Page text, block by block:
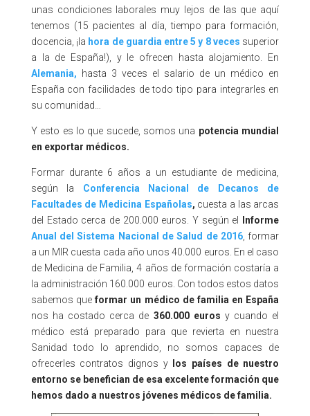
unas condiciones laborales muy lejos de las que aquí
tenemos (15 pacientes al día, tiempo para formación,
docencia, ¡la hora de guardia entre 5 y 8 veces superior
a la de España!), y le ofrecen hasta alojamiento. En
Alemania, hasta 3 veces el salario de un médico en
España con facilidades de todo tipo para integrarles en
su comunidad…
Y esto es lo que sucede, somos una potencia mundial
en exportar médicos.
Formar durante 6 años a un estudiante de medicina,
según la Conferencia Nacional de Decanos de
Facultades de Medicina Españolas, cuesta a las arcas
del Estado cerca de 200.000 euros. Y según el
Informe
Anual del Sistema Nacional de Salud de 2016, formar
a un MIR cuesta cada año unos 40.000 euros. En el caso
de Medicina de Familia, 4 años de formación costaría a
la administración 160.000 euros. Con todos estos datos
sabemos queformar un médico de familia en España
nos ha costado cerca de 360.000 euros y cuando el
médico está preparado para que revierta en nuestra
Sanidad todo lo aprendido, no somos capaces de
ofrecerles contratos dignos y
los países de nuestro
entorno se benefician de esa excelente formación que
hemos dado a nuestros jóvenes médicos de familia.